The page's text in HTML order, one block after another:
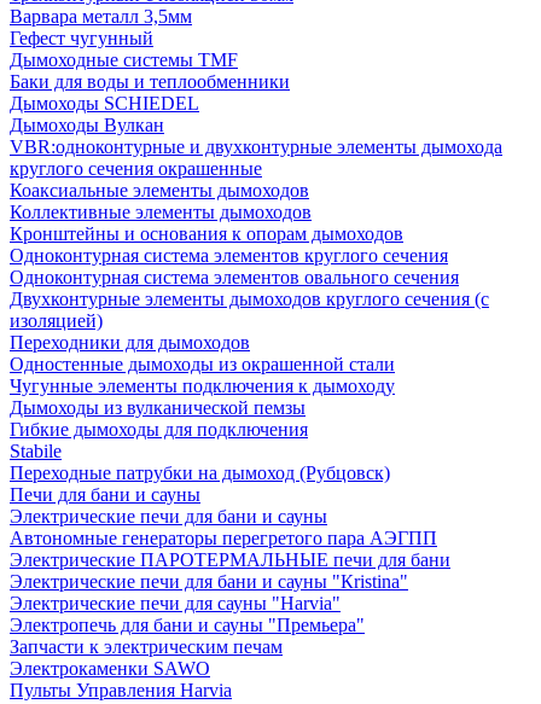
Варвара металл 3,5мм
Гефест чугунный
Дымоходные системы TMF
Баки для воды и теплообменники
Дымоходы SCHIEDEL
Дымоходы Вулкан
VBR:одноконтурные и двухконтурные элементы дымохода
круглого сечения окрашенные
Коаксиальные элементы дымоходов
Коллективные элементы дымоходов
Кронштейны и основания к опорам дымоходов
Одноконтурная система элементов круглого сечения
Одноконтурная система элементов овального сечения
Двухконтурные элементы дымоходов круглого сечения (с
изоляцией)
Переходники для дымоходов
Одностенные дымоходы из окрашенной стали
Чугунные элементы подключения к дымоходу
Дымоходы из вулканической пемзы
Гибкие дымоходы для подключения
Stabile
Переходные патрубки на дымоход (Рубцовск)
Печи для бани и сауны
Электрические печи для бани и сауны
Автономные генераторы перегретого пара АЭГПП
Электрические ПАРОТЕРМАЛЬНЫЕ печи для бани
Электрические печи для бани и сауны "Кristina"
Электрические печи для сауны "Harvia"
Электропечь для бани и сауны "Премьера"
Запчасти к электрическим печам
Электрокаменки SAWO
Пульты Управления Harvia